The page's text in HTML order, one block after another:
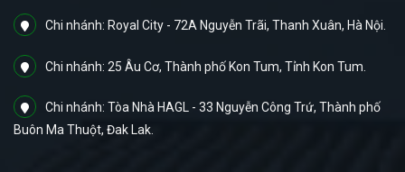
Chi nhánh: Royal City - 72A Nguyễn Trãi, Thanh Xuân, Hà Nội.
Chi nhánh: 25 Âu Cơ, Thành phố Kon Tum, Tỉnh Kon Tum.
Chi nhánh: Tòa Nhà HAGL - 33 Nguyễn Công Trứ, Thành phố
Buôn Ma Thuột, Đak Lak.